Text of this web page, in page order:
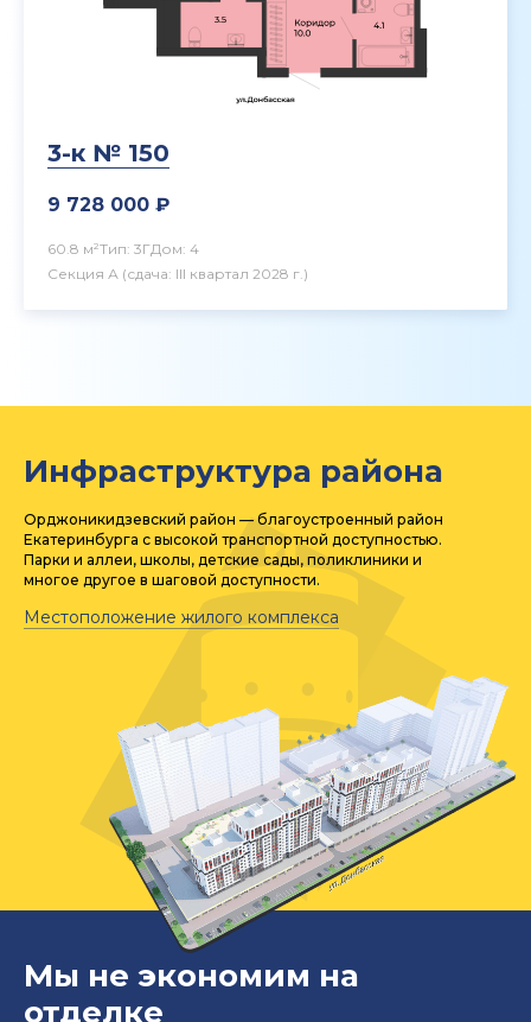
3-к № 150
9 728 000 ₽
60.8 м²Тип: 3ГДом: 4
Секция А (сдача: III квартал 2028 г.)
Инфраструктура района
Орджоникидзевский район — благоустроенный район
Екатеринбурга с высокой транспортной доступностью.
Парки и аллеи, школы, детские сады, поликлиники и
многое другое в шаговой доступности.
Местоположение жилого комплекса
Мы не экономим на
отделке